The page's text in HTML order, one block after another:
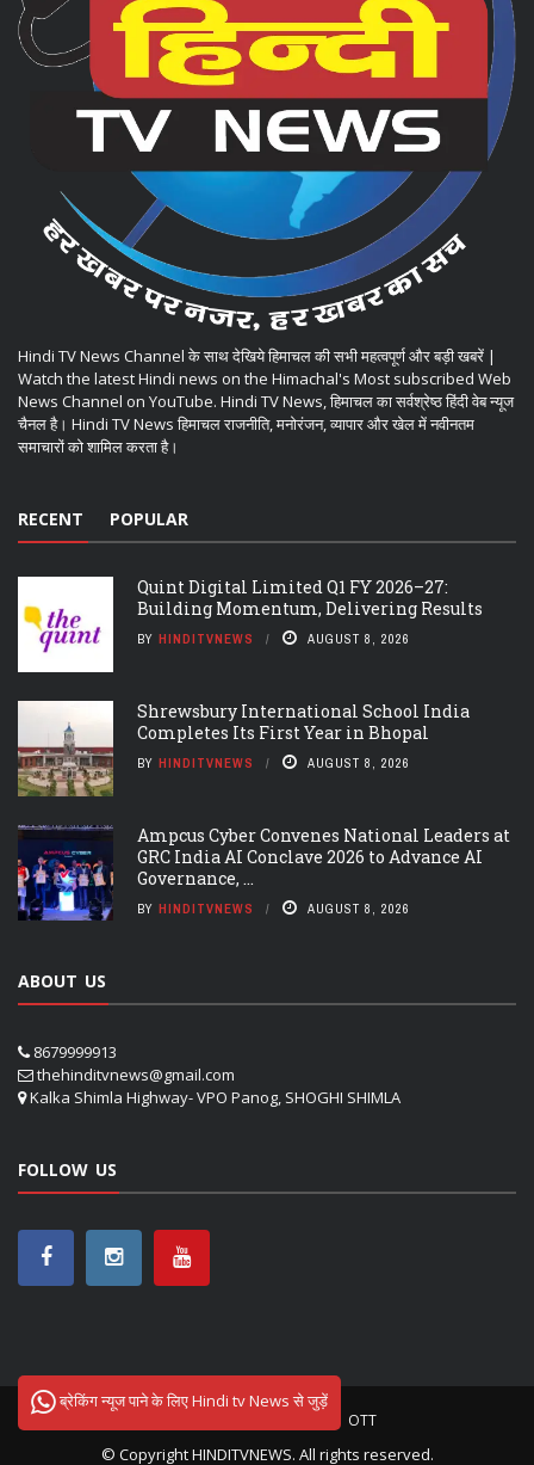
Hindi TV News Channel के साथ देखिये हिमाचल की सभी महत्वपूर्ण और बड़ी खबरें |
Watch the latest Hindi news on the Himachal's Most subscribed Web
News Channel on YouTube. Hindi TV News, हिमाचल का सर्वश्रेष्ठ हिंदी वेब न्यूज
चैनल है। Hindi TV News हिमाचल राजनीति, मनोरंजन, व्यापार और खेल में नवीनतम
समाचारों को शामिल करता है।
RECENT POPULAR
Quint Digital Limited Q1 FY 2026–27:
Building Momentum, Delivering Results
BY HINDITVNEWS AUGUST 8, 2026
Shrewsbury International School India
Completes Its First Year in Bhopal
BY HINDITVNEWS AUGUST 8, 2026
Ampcus Cyber Convenes National Leaders at
GRC India AI Conclave 2026 to Advance AI
Governance, ...
BY HINDITVNEWS AUGUST 8, 2026
ABOUT US
8679999913
thehinditvnews@gmail.com
Kalka Shimla Highway- VPO Panog, SHOGHI SHIMLA
FOLLOW US
ब्रेकिंग न्यूज पाने के लिए Hindi tv News से जुड़ें
OTT
© CopyrightHINDITVNEWS. All rights reserved.